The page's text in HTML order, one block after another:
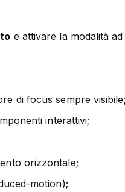
e attivare la modalità ad
di focus sempre visibile;
interattivi;
orizzontale;
motion);